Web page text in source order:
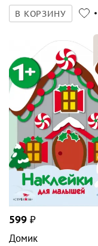
В КОРЗИНУ
599 ₽
Домик